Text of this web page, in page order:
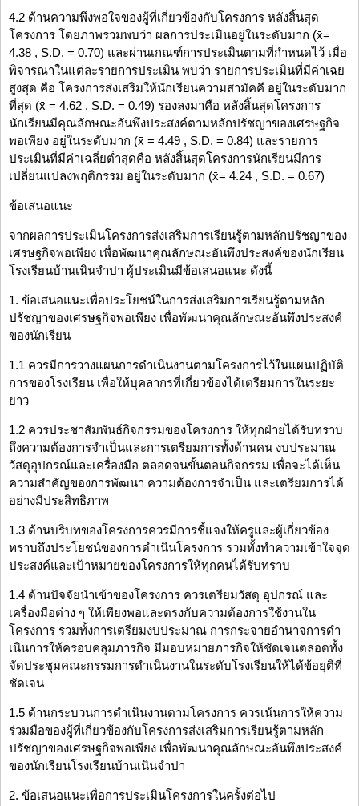
4.2 ด้านความพึงพอใจของผู้ที่เกี่ยวข้องกับโครงการ หลังสิ้นสุด
โครงการ โดยภาพรวมพบว่า ผลการประเมินอยู่ในระดับมาก (x̄=
4.38 , S.D. = 0.70) และผ่านเกณฑ์การประเมินตามที่กำหนดไว้ เมื่อ
พิจารณาในแต่ละรายการประเมิน พบว่า รายการประเมินที่มีค่าเฉย
สูงสุด คือ โครงการส่งเสริมให้นักเรียนความสามัคคี อยู่ในระดับมาก
ที่สุด (x̄ = 4.62 , S.D. = 0.49) รองลงมาคือ หลังสิ้นสุดโครงการ
นักเรียนมีคุณลักษณะอันพึงประสงค์ตามหลักปรัชญาของเศรษฐกิจ
พอเพียง อยู่ในระดับมาก (x̄ = 4.49 , S.D. = 0.84) และรายการ
ประเมินที่มีค่าเฉลี่ยต่ำสุดคือ หลังสิ้นสุดโครงการนักเรียนมีการ
เปลี่ยนแปลงพฤติกรรม อยู่ในระดับมาก (x̄= 4.24 , S.D. = 0.67)
ข้อเสนอแนะ
จากผลการประเมินโครงการส่งเสริมการเรียนรู้ตามหลักปรัชญาของ
เศรษฐกิจพอเพียง เพื่อพัฒนาคุณลักษณะอันพึงประสงค์ของนักเรียน
โรงเรียนบ้านเนินจำปา ผู้ประเมินมีข้อเสนอแนะ ดังนี้
1. ข้อเสนอแนะเพื่อประโยชน์ในการส่งเสริมการเรียนรู้ตามหลัก
ปรัชญาของเศรษฐกิจพอเพียง เพื่อพัฒนาคุณลักษณะอันพึงประสงค์
ของนักเรียน
1.1 ควรมีการวางแผนการดำเนินงานตามโครงการไว้ในแผนปฏิบัติ
การของโรงเรียน เพื่อให้บุคลากรที่เกี่ยวข้องได้เตรียมการในระยะ
ยาว
1.2 ควรประชาสัมพันธ์กิจกรรมของโครงการ ให้ทุกฝ่ายได้รับทราบ
ถึงความต้องการจำเป็นและการเตรียมการทั้งด้านคน งบประมาณ
วัสดุอุปกรณ์และเครื่องมือ ตลอดจนขั้นตอนกิจกรรม เพื่อจะได้เห็น
ความสำคัญของการพัฒนา ความต้องการจำเป็น และเตรียมการได้
อย่างมีประสิทธิภาพ
1.3 ด้านบริบทของโครงการควรมีการชี้แจงให้ครูและผู้เกี่ยวข้อง
ทราบถึงประโยชน์ของการดำเนินโครงการ รวมทั้งทำความเข้าใจจุด
ประสงค์และเป้าหมายของโครงการให้ทุกคนได้รับทราบ
1.4 ด้านปัจจัยนำเข้าของโครงการ ควรเตรียมวัสดุ อุปกรณ์ และ
เครื่องมือต่าง ๆ ให้เพียงพอและตรงกับความต้องการใช้งานใน
โครงการ รวมทั้งการเตรียมงบประมาณ การกระจายอำนาจการดำ
เนินการให้ครอบคลุมภารกิจ มีมอบหมายภารกิจให้ชัดเจนตลอดทั้ง
จัดประชุมคณะกรรมการดำเนินงานในระดับโรงเรียนให้ได้ข้อยุติที่
ชัดเจน
1.5 ด้านกระบวนการดำเนินงานตามโครงการ ควรเน้นการให้ความ
ร่วมมือของผู้ที่เกี่ยวข้องกับโครงการส่งเสริมการเรียนรู้ตามหลัก
ปรัชญาของเศรษฐกิจพอเพียง เพื่อพัฒนาคุณลักษณะอันพึงประสงค์
ของนักเรียนโรงเรียนบ้านเนินจำปา
2. ข้อเสนอแนะเพื่อการประเมินโครงการในครั้งต่อไป